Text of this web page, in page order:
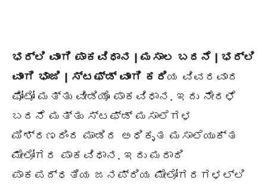
ಭರ್ಲಿ ವಾಂಗಿ ಪಾಕವಿಧಾನ | ಮಸಾಲ ಬದನೆ | ಭರ್ಲಿ
ವಾಂಗಿ ಭಾಜಿ | ಸ್ಟಫ್ಡ್ ವಾಂಗಿ ಕರಿಯ ವಿವರವಾದ
ಫೋಟೋ ಮತ್ತು ವೀಡಿಯೊ ಪಾಕವಿಧಾನ. ಇದು ನೇರಳೆ
ಬದನೆ ಮತ್ತು ಸ್ಟಫ್ಡ್ ಮಸಾಲೆಗಳ
ಮಿಶ್ರಣದಿಂದ ಮಾಡಿದ ಅಧಿಕೃತ ಮಸಾಲೆಯುಕ್ತ
ಮೇಲೋಗರ ಪಾಕವಿಧಾನ. ಇದು ಮರಾಠಿ
ಪಾಕಪದ್ಧತಿಯ ಜನಪ್ರಿಯ ಮೇಲೋಗರಗಳಲ್ಲಿ